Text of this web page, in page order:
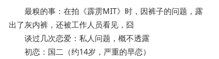
最糗的事：在拍《霹雳MIT》时，因裤子的问题，露
出了灰内裤，还被工作人员看见，囧
谈过几次恋爱：私人问题，概不透露
初恋：国二（约14岁，严重的早恋）